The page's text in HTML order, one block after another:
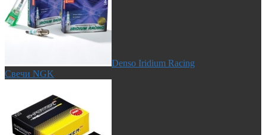
Denso Iridium Racing
Свечи NGK